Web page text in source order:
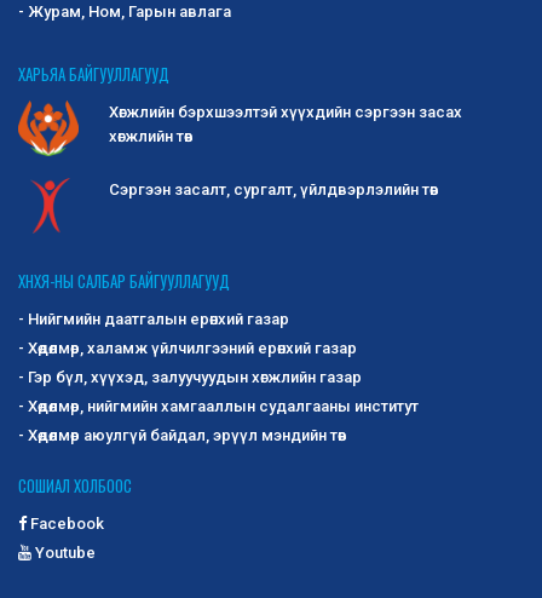
- Журам, Ном, Гарын авлага
ХАРЬЯА БАЙГУУЛЛАГУУД
Хөгжлийн бэрхшээлтэй хүүхдийн сэргээн засах
хөгжлийн төв
Сэргээн засалт, сургалт, үйлдвэрлэлийн төв
ХНХЯ-НЫ САЛБАР БАЙГУУЛЛАГУУД
- Нийгмийн даатгалын ерөнхий газар
- Хөдөлмөр, халамж үйлчилгээний ерөнхий газар
- Гэр бүл, хүүхэд, залуучуудын хөгжлийн газар
- Хөдөлмөр, нийгмийн хамгааллын судалгааны институт
- Хөдөлмөр аюулгүй байдал, эрүүл мэндийн төв
СОШИАЛ ХОЛБООС
Facebook
Youtube